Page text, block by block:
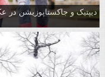
دیپتیک و جاکستا‌پوزیشن در